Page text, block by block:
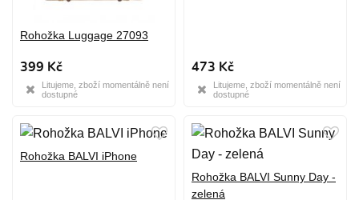
Rohožka Luggage 27093
399 Kč
Litujeme, zboží momentálně není
dostupné
473 Kč
Litujeme, zboží momentálně není
dostupné
Rohožka BALVI iPhone
Rohožka BALVI Sunny Day -
zelená